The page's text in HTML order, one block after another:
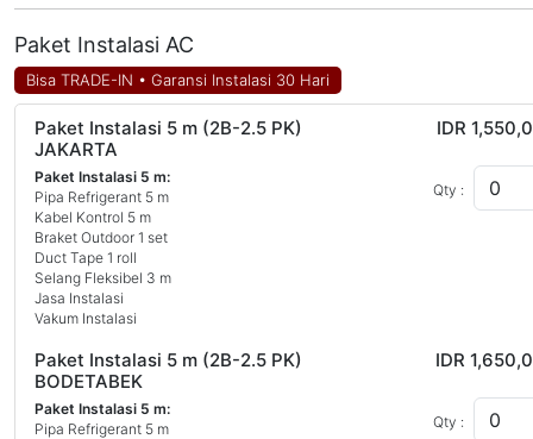
Paket Instalasi AC
Bisa TRADE-IN • Garansi Instalasi 30 Hari
Paket Instalasi 5 m (2B-2.5 PK)
JAKARTA
Paket Instalasi 5 m:
Pipa Refrigerant 5 m
Kabel Kontrol 5 m
Braket Outdoor 1 set
Duct Tape 1 roll
Selang Fleksibel 3 m
Jasa Instalasi
Vakum Instalasi
IDR
Qty :
Paket Instalasi 5 m (2B-2.5 PK)
BODETABEK
Paket Instalasi 5 m:
Pipa Refrigerant 5 m
IDR
Qty :